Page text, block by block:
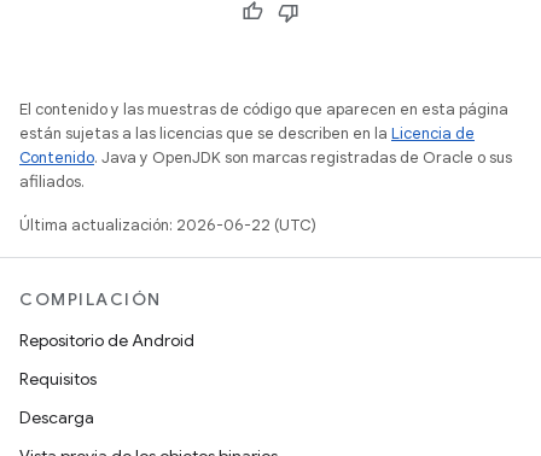
El contenido y las muestras de código que aparecen en esta página
están sujetas a las licencias que se describen en la Licencia de
Contenido. Java y OpenJDK son marcas registradas de Oracle o sus
afiliados.
Última actualización: 2026-06-22 (UTC)
COMPILACIÓN
Repositorio de Android
Requisitos
Descarga